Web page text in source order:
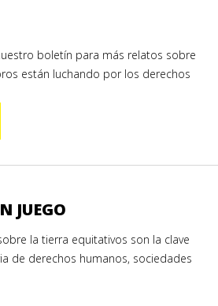
boletín para más relatos sobre
están luchando por los derechos
JUEGO
la tierra equitativos son la clave
de derechos humanos, sociedades